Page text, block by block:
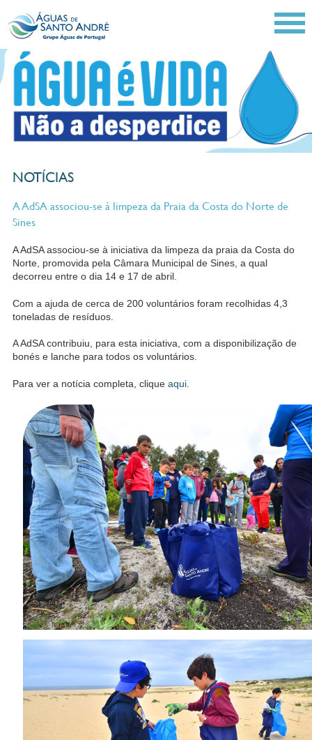
NOTÍCIAS
A AdSA associou-se à limpeza da Praia da Costa do Norte de
Sines
A AdSA associou-se à iniciativa da limpeza da praia da Costa do
Norte, promovida pela Câmara Municipal de Sines, a qual
decorreu entre o dia 14 e 17 de abril.
Com a ajuda de cerca de 200 voluntários foram recolhidas 4,3
toneladas de resíduos.
A AdSA contribuiu, para esta iniciativa, com a disponibilização de
bonés e lanche para todos os voluntários.
Para ver a notícia completa, clique aqui.